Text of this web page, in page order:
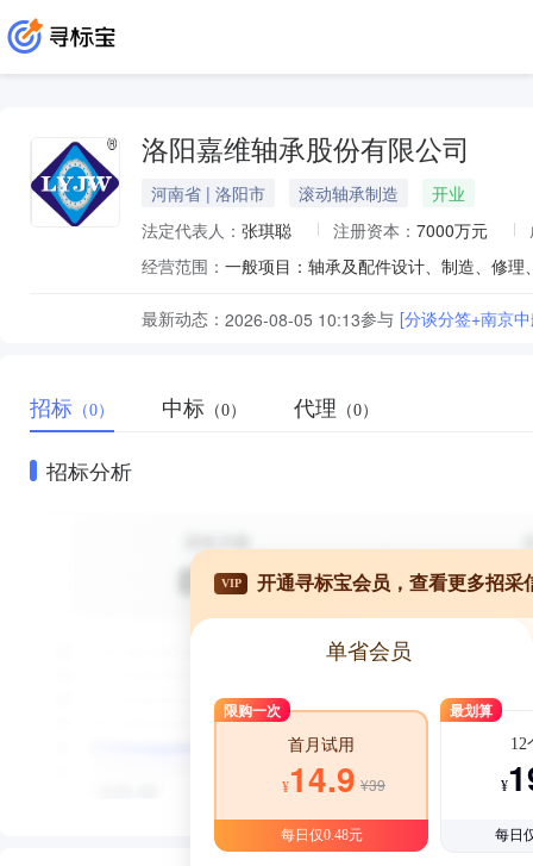
洛阳嘉维轴承股份有限公司
河南省 | 洛阳市 滚动轴承制造
开业
法定代表人： 张琪聪 注册资本： 7000万元
经营范围：
最新动态： 2026-08-05 10:13参与 [分谈分签+南京
招标 （0） 中标 （0） 代理 （0）
招标分析
VIP 开通寻标宝会员，查看更多招采
单省会员
限购一次
首月试用
¥14.9 ¥39
每日仅0.48元
最划算
12
¥
每日